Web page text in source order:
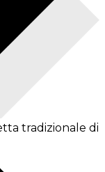
tradizionale di